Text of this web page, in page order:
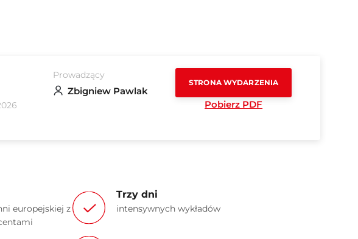
Prowadzący
Zbigniew Pawlak
STRONA WYDARZENIA
Pobierz PDF
europejskiej z
Trzy dni
intensywnych wykładów